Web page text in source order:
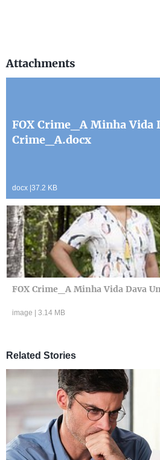
Attachments
FOX Crime_A Minha Vida
Crime_A.docx
docx 37.2 KB
FOX Crime_A Minha Vida Dava
image 3.14 MB
Related Stories